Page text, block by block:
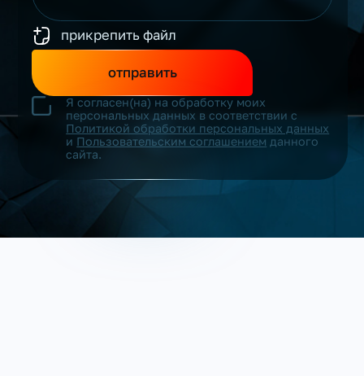
прикрепить файл
отправить
Я согласен(на) на обработку моих
персональных данных в соответствии с
Политикой обработки персональных данных
и Пользовательским соглашением данного
сайта.